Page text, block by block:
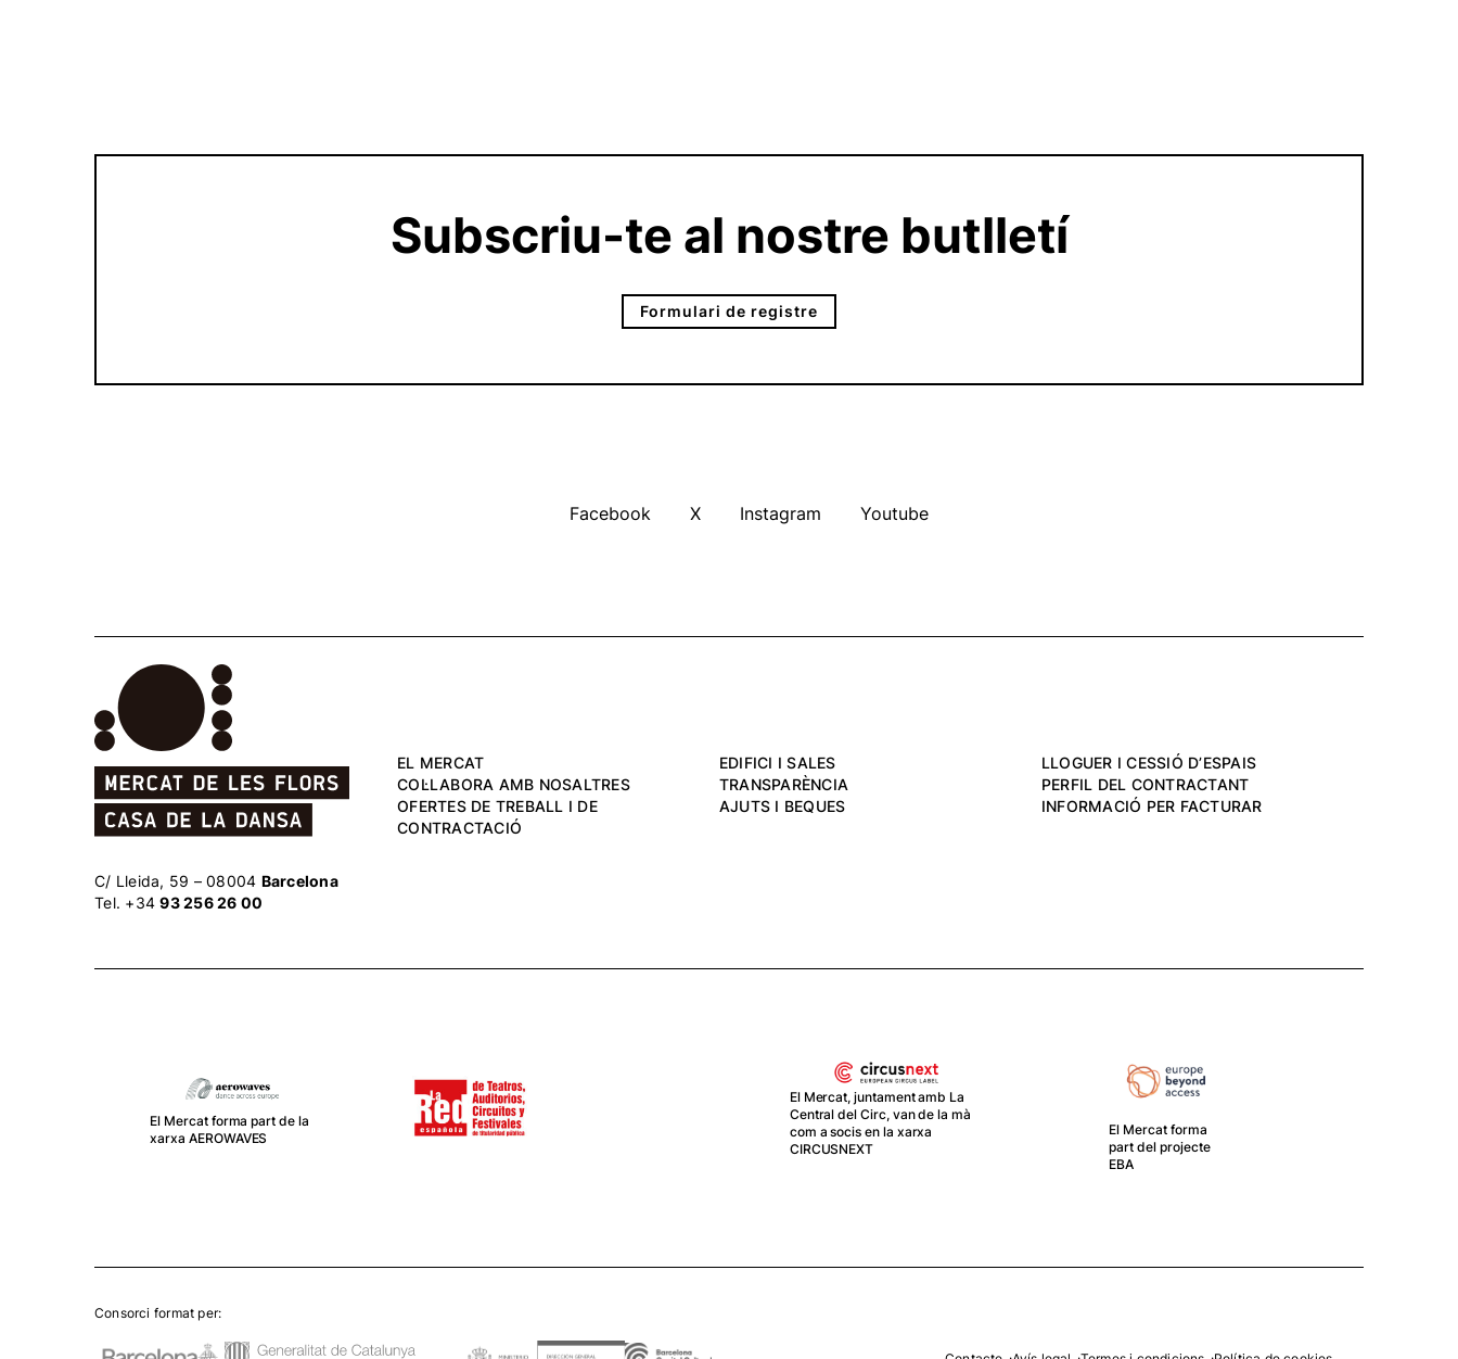
Subscriu-te al nostre butlletí
Formulari de registre
Facebook X Instagram Youtube
EL MERCAT EDIFICI I SALES
LLOGUER I CESSIÓ D’ESPAIS
COL·LABORA AMB NOSALTRES
TRANSPARÈNCIA
PERFIL DEL CONTRACTANT
OFERTES DE TREBALL I DE
CONTRACTACIÓ
AJUTS I BEQUES INFORMACIÓ PER FACTURAR
C/ Lleida, 59 – 08004 Barcelona
Tel. +3493 256 26 00
El Mercat forma part de la
xarxa AEROWAVES
El Mercat, juntament amb La
Central del Circ, van de la mà
com a socis en la xarxa
CIRCUSNEXT
El Mercat forma
part del projecte
EBA
Consorci format per: